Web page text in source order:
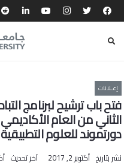
إعـلانات
فتح باب ترشيح لبرنامج
دورتموند للعلوم
نشر بتاريخ أكتوبر 2, 2017 آخر تحديث